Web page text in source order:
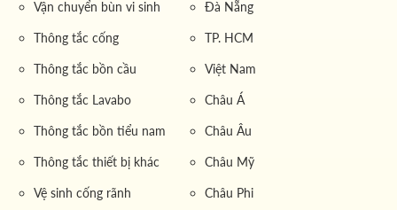
Vận chuyển bùn vi sinh
Thông tắc cống
Thông tắc bồn cầu
Thông tắc Lavabo
Thông tắc bồn tiểu nam
Thông tắc thiết bị khác
Vệ sinh cống rãnh
Đà Nẵng
TP. HCM
Việt Nam
Châu Á
Châu Âu
Châu Mỹ
Châu Phi